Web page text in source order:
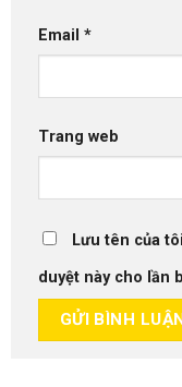
Email *
Trang web
Lưu tên của
duyệt này cho lần